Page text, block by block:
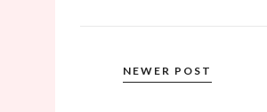
NEWER POST